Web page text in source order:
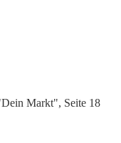
Markt", Seite 18